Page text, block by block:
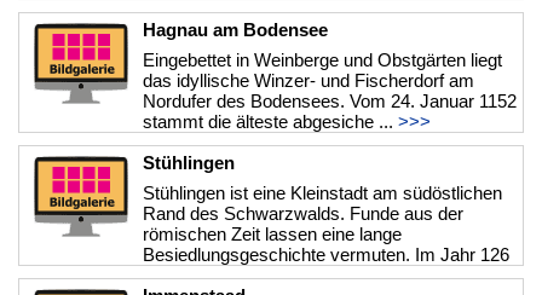
Hagnau am Bodensee
Eingebettet in Weinberge und Obstgärten liegt
das idyllische Winzer- und Fischerdorf am
Nordufer des Bodensees. Vom 24. Januar 1152
stammt die älteste abgesiche ... >>>
Stühlingen
Stühlingen ist eine Kleinstadt am südöstlichen
Rand des Schwarzwalds. Funde aus der
römischen Zeit lassen eine lange
Besiedlungsgeschichte vermuten. Im Jahr 126
...>>>